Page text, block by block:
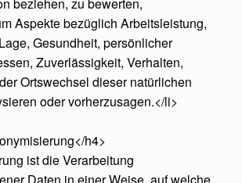
Aspekte bezüglich Arbeitsleistung,
Gesundheit, persönlicher
Zuverlässigkeit, Verhalten,
Ortswechsel dieser natürlichen
oder vorherzusagen.</li>
h4>
ist die Verarbeitung
Daten in einer Weise, auf welche